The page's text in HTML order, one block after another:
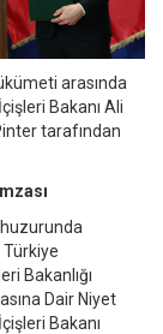
arasında
Bakanı Ali
tarafından
Bakanlığı
Dair Niyet
Bakanı